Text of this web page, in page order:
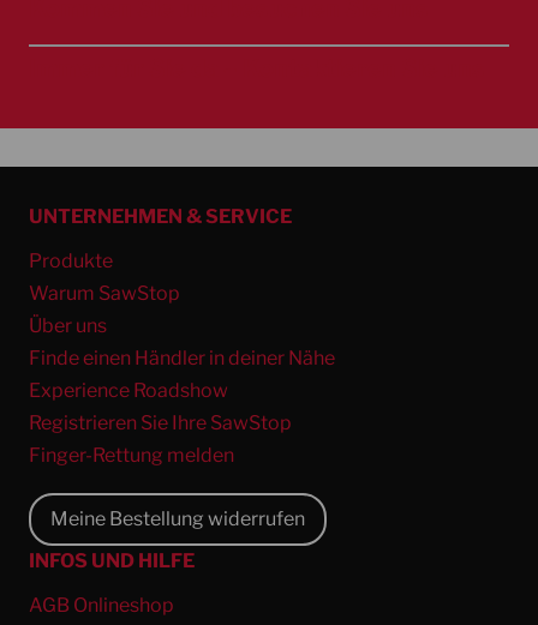
UNTERNEHMEN & SERVICE
Produkte
Warum SawStop
Über uns
Finde einen Händler in deiner Nähe
Experience Roadshow
Registrieren Sie Ihre SawStop
Finger-Rettung melden
Meine Bestellung widerrufen
INFOS UND HILFE
AGB Onlineshop